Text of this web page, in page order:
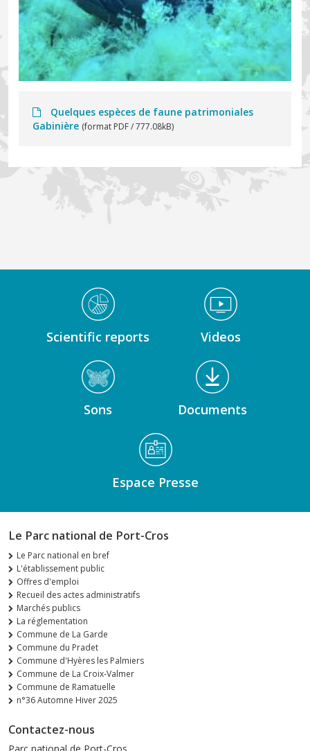
Quelques espèces de faune patrimoniales
Gabinière (format PDF / 777.08kB)
Médiathèque Footer
Scientific reports Videos
Sons Documents
Espace Presse
Le Parc national de Port-Cros
Le Parc national en bref
L'établissement public
Offres d'emploi
Recueil des actes administratifs
Marchés publics
La réglementation
Commune de La Garde
Commune du Pradet
Commune d'Hyères les Palmiers
Commune de La Croix-Valmer
Commune de Ramatuelle
n°36 Automne Hiver 2025
Contactez-nous